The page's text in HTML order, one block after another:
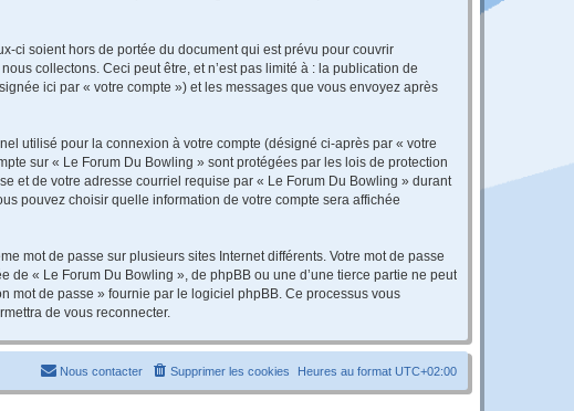
ci soient hors de portée du document qui est prévu pour couvrir
collectons. Ceci peut être, et n’est pas limité à : la publication de
ici par « votre compte ») et les messages que vous envoyez après
utilisé pour la connexion à votre compte (désigné ci-après par « votre
sur « Le Forum Du Bowling » sont protégées par les lois de protection
et de votre adresse courriel requise par « Le Forum Du Bowling » durant
pouvez choisir quelle information de votre compte sera affichée
mot de passe sur plusieurs sites Internet différents. Votre mot de passe
« Le Forum Du Bowling », de phpBB ou une d’une tierce partie ne peut
mot de passe » fournie par le logiciel phpBB. Ce processus vous
de vous reconnecter.
Heures au format UTC+02:00
Supprimer les cookies
Nous contacter